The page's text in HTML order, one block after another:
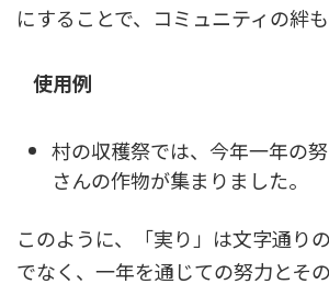
にすることで、コミュニティの絆も
使用例
村の収穫祭では、今年一年の
さんの作物が集まりました。
このように、「実り」は文字通り
でなく、一年を通じての努力とそ